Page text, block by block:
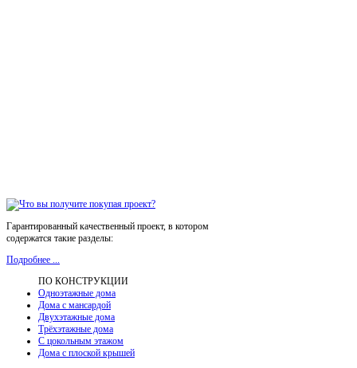
Гарантированный качественный проект, в котором
содержатся такие разделы:
Подробнее ...
ПО КОНСТРУКЦИИ
Одноэтажные дома
Дома с мансардой
Двухэтажные дома
Трёхэтажные дома
С цокольным этажом
Дома с плоской крышей